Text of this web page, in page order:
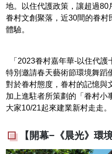
地。以住代護政策，讓超過80
眷村文創聚落，近30間的眷
體驗。
「2023眷村嘉年華-以住代護
特別邀請春天藝術節環境舞蹈
對於眷村態度，眷村的記憶與
加上進駐者所策劃的「眷村小
大家10/21起來建業新村走走。
【開幕−《晨光》環